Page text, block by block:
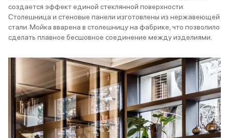
создается эффект единой стеклянной поверхности.
Столешница и стеновые панели изготовлены из нержавеющей
стали. Мойка вварена в столешницу на фабрике, что позволило
сделать плавное бесшовное соединение между изделиями.